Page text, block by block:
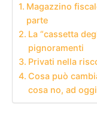
Magazzino
parte
La “cassetta
pignoramenti
Privati nella
Cosa può
cosa no, ad